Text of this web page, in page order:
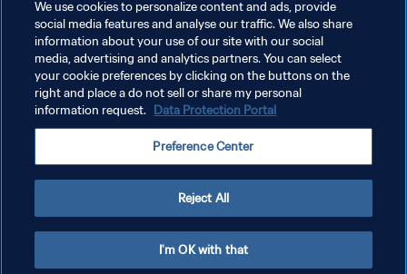
POLÍTICA DE PRIVACIDAD
AJUSTAR LA CONFIGURACIÓN DE LAS COOKIES
Copyright © 1994 - 2026 FIFA. Todos los derechos reservados.
We use cookies to personalize content and ads, provide
social media features and analyse our traffic. We also share
information about your use of our site with our social
media, advertising and analytics partners. You can select
your cookie preferences by clicking on the buttons on the
right and place a do not sell or share my personal
information request. Data Protection Portal
Preference Center
Reject All
I'm OK with that